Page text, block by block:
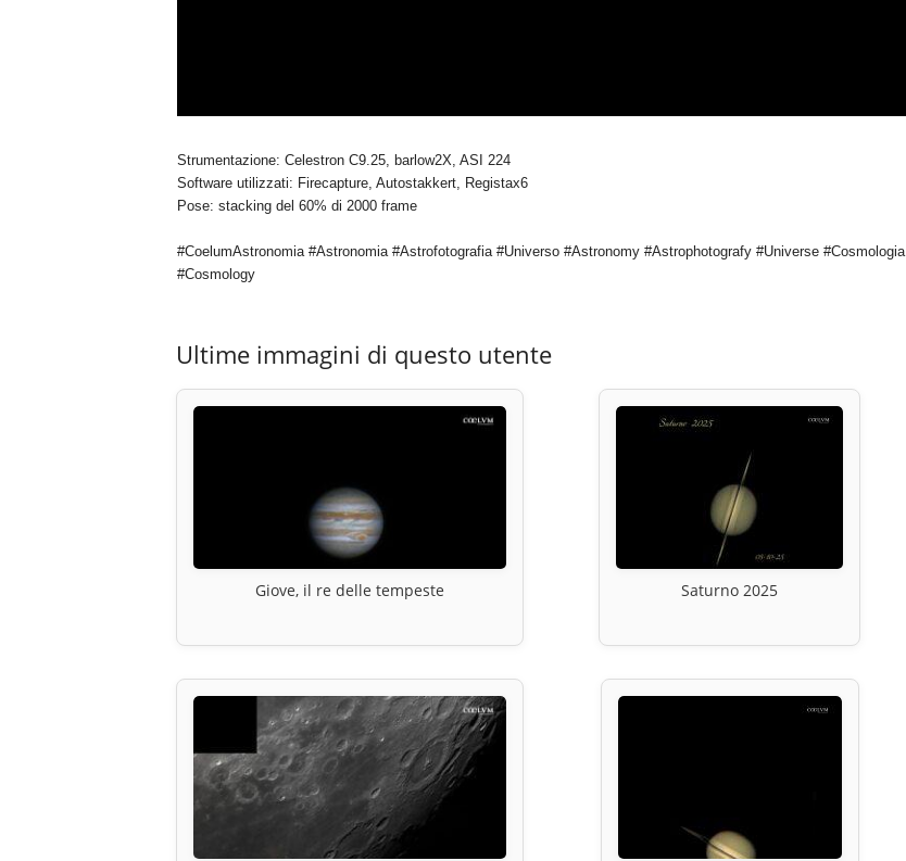
Strumentazione: Celestron C9.25, barlow2X, ASI 224
Software utilizzati: Firecapture, Autostakkert, Registax6
Pose: stacking del 60% di 2000 frame
#CoelumAstronomia #Astronomia #Astrofotografia #Universo #Astronomy #Astrophotografy #Universe #Cosmologia
#Cosmology
Ultime immagini di questo utente
Giove, il re delle tempeste Saturno 2025